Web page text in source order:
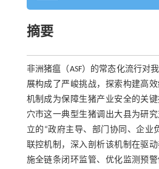
摘要
非洲猪瘟（ASF）的常态化流行对
展构成了严峻挑战，探索构建高
机制成为保障生猪产业安全的关
穴市这一典型生猪调出大县为研
立的“政府主导、部门协同、企业
联控机制，深入剖析该机制在驱
施全链条闭环监管、优化监测预